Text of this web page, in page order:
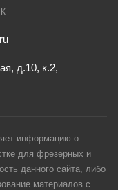
д.10, к.2,
информацию о
для фрезерных и
данного сайта, либо
материалов с